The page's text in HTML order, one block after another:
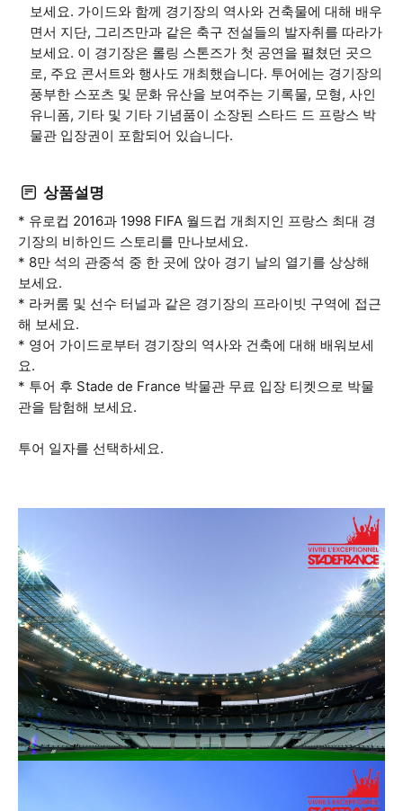
보세요. 가이드와 함께 경기장의 역사와 건축물에 대해 배우
면서 지단, 그리즈만과 같은 축구 전설들의 발자취를 따라가
보세요. 이 경기장은 롤링 스톤즈가 첫 공연을 펼쳤던 곳으
로, 주요 콘서트와 행사도 개최했습니다. 투어에는 경기장의
풍부한 스포츠 및 문화 유산을 보여주는 기록물, 모형, 사인
유니폼, 기타 및 기타 기념품이 소장된 스타드 드 프랑스 박
물관 입장권이 포함되어 있습니다.
상품설명
* 유로컵 2016과 1998 FIFA 월드컵 개최지인 프랑스 최대 경
기장의 비하인드 스토리를 만나보세요.
* 8만 석의 관중석 중 한 곳에 앉아 경기 날의 열기를 상상해
보세요.
* 라커룸 및 선수 터널과 같은 경기장의 프라이빗 구역에 접근
해 보세요.
* 영어 가이드로부터 경기장의 역사와 건축에 대해 배워보세
요.
* 투어 후 Stade de France 박물관 무료 입장 티켓으로 박물
관을 탐험해 보세요.
투어 일자를 선택하세요.